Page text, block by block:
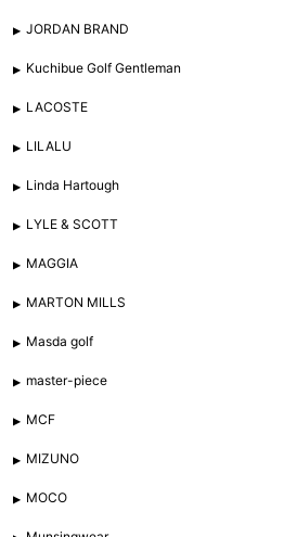
JORDAN BRAND
Kuchibue Golf Gentleman
LACOSTE
LILALU
Linda Hartough
LYLE & SCOTT
MAGGIA
MARTON MILLS
Masda golf
master-piece
MCF
MIZUNO
MOCO